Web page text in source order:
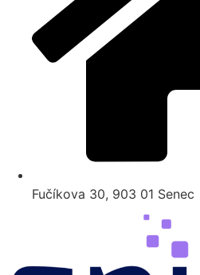
Fučíkova 30, 903 01 Senec